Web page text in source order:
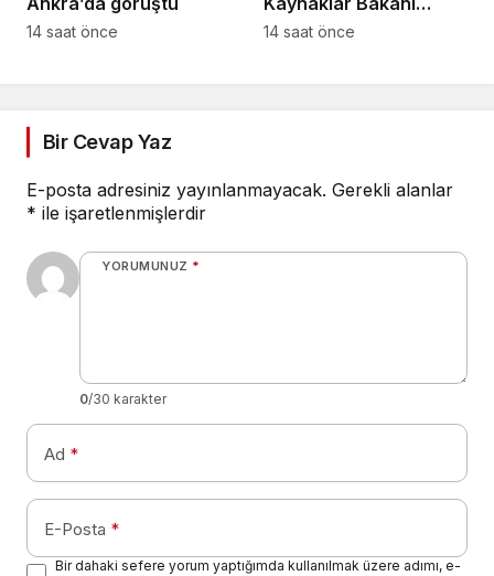
14 saat önce
Çavuş “Büyük Harup
14 saat önce
Bir Cevap Yaz
E-posta adresiniz yayınlanmayacak. Gerekli alanlar
* ile işaretlenmişlerdir
YORUMUNUZ *
0/30 karakter
Ad *
E-Posta *
Bir dahaki sefere yorum yaptığımda kullanılmak üzere adımı, e-